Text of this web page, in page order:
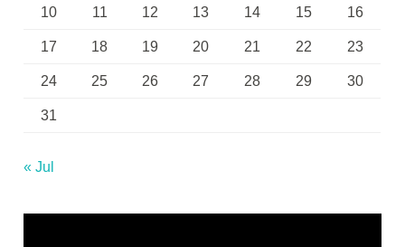
10 11 12 13 14 15 16
17 18 19 20 21 22 23
24 25 26 27 28 29 30
31
« Jul